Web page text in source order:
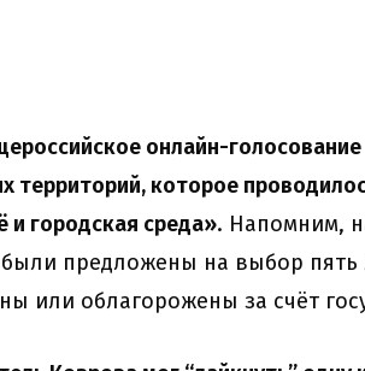
онлайн-
территорий, которое
и городская среда». Напомним,
предложены на выбор
или облагорожены за счёт